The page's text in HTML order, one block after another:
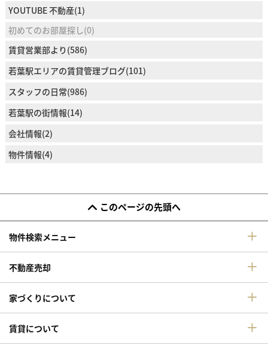
YOUTUBE 不動産(1)
初めてのお部屋探し(0)
賃貸営業部より(586)
若葉駅エリアの賃貸管理ブログ(101)
スタッフの日常(986)
若葉駅の街情報(14)
会社情報(2)
物件情報(4)
このページの先頭へ
物件検索メニュー
不動産売却
家づくりについて
賃貸について